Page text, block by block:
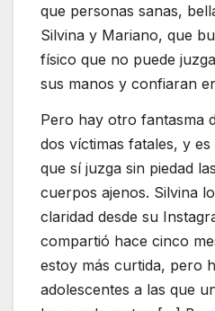
que personas sanas,
Silvina y Mariano, que
físico que no puede
sus manos y confiaran
Pero hay otro fantasma
dos víctimas fatales, y
que sí juzga sin piedad
cuerpos ajenos. Silvina
claridad desde su
compartió hace cinco
estoy más curtida, pero
adolescentes a las que